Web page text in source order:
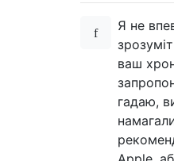
Я не
ваш
гадаю,